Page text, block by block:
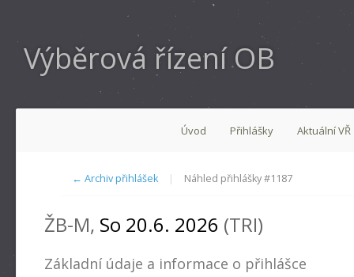
Výběrová řízení OB
Úvod Přihlášky Aktuální VŘ
← Archiv přihlášek | Náhled přihlášky #1187
ŽB-M, So 20.6. 2026 (TRI)
Základní údaje a informace o přihlášce